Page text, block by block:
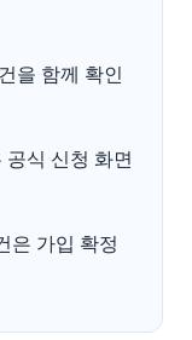
을 함께 확인
식 신청 화면
은 가입 확정